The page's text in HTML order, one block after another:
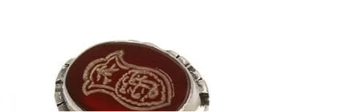
Add to
wishlist